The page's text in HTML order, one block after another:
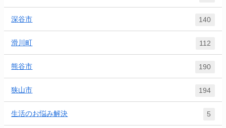
深谷市 140
滑川町 112
熊谷市 190
狭山市 194
生活のお悩み解決 5